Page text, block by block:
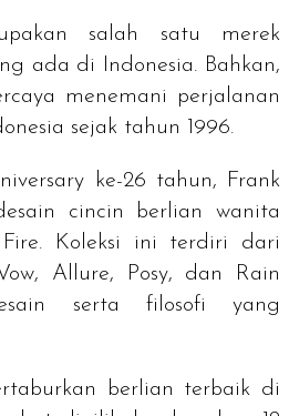
salah satu merek
ada di Indonesia. Bahkan,
menemani perjalanan
sejak tahun 1996.
ke-26 tahun, Frank
cincin berlian wanita
Koleksi ini terdiri dari
Allure, Posy, dan Rain
serta filosofi yang
berlian terbaik di